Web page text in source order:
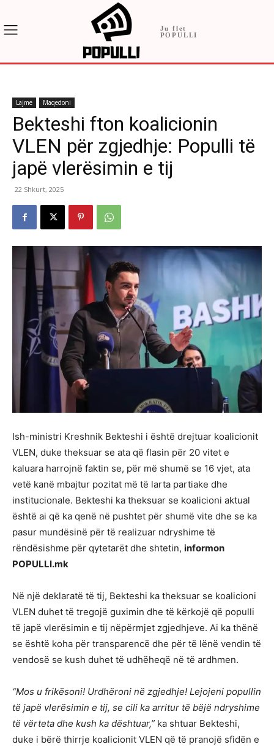
Ju flet
POPULLI
Lajme Maqedoni
Bekteshi fton koalicionin
VLEN për zgjedhje: Populli të
japë vlerësimin e tij
22 Shkurt, 2025
Ish-ministri Kreshnik Bekteshi i është drejtuar koalicionit
VLEN, duke theksuar se ata që flasin për 20 vitet e
kaluara harrojnë faktin se, për më shumë se 16 vjet, ata
vetë kanë mbajtur pozitat më të larta partiake dhe
institucionale. Bekteshi ka theksuar se koalicioni aktual
është ai që ka qenë në pushtet për shumë vite dhe se ka
pasur mundësinë për të realizuar ndryshime të
rëndësishme për qytetarët dhe shtetin, informon
POPULLI.mk
Në një deklaratë të tij, Bekteshi ka theksuar se koalicioni
VLEN duhet të tregojë guximin dhe të kërkojë që populli
të japë vlerësimin e tij nëpërmjet zgjedhjeve. Ai ka thënë
se është koha për transparencë dhe për të lënë vendin të
vendosë se kush duhet të udhëheqë në të ardhmen.
“Mos u frikësoni! Urdhëroni në zgjedhje! Lejojeni popullin
të japë vlerësimin e tij, se cili ka arritur të bëjë ndryshime
të vërteta dhe kush ka dështuar,” ka shtuar Bekteshi,
duke i bërë thirrje koalicionit VLEN që të pranojë sfidën e